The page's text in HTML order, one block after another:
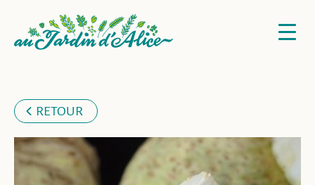
RETOUR